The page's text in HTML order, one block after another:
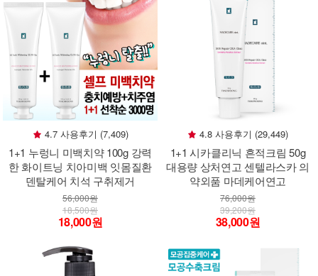
4.7 사용후기 (7,409)
1+1 누렁니 미백치약 100g 강력
한 화이트닝 치아미백 잇몸질환
덴탈케어 치석 구취제거
56,000원
18,500원
18,000원
4.8 사용후기 (29,449)
1+1 시카클리닉 흔적크림 50g
대용량 상처연고 센텔라스카 의
약외품 마데케어연고
76,000원
39,200원
38,000원